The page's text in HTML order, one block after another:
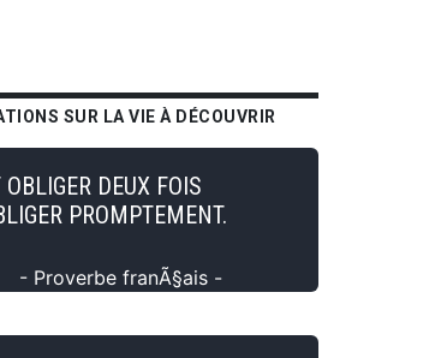
SUR LA VIE À DÉCOUVRIR
OBLIGER DEUX FOIS
PROMPTEMENT.
- Proverbe franÃ§ais -